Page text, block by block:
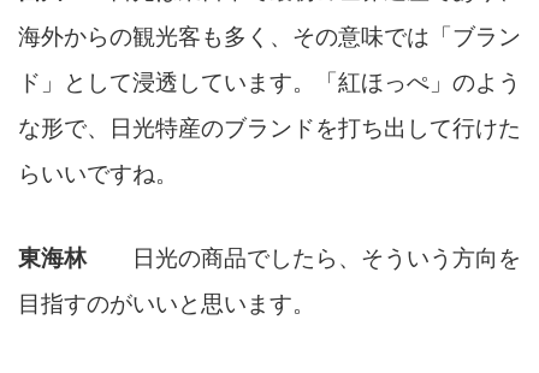
海外からの観光客も多く、その意味では「ブラン
ド」として浸透しています。「紅ほっぺ」のよう
な形で、日光特産のブランドを打ち出して行けた
らいいですね。
東海林日光の商品でしたら、そういう方向を
目指すのがいいと思います。